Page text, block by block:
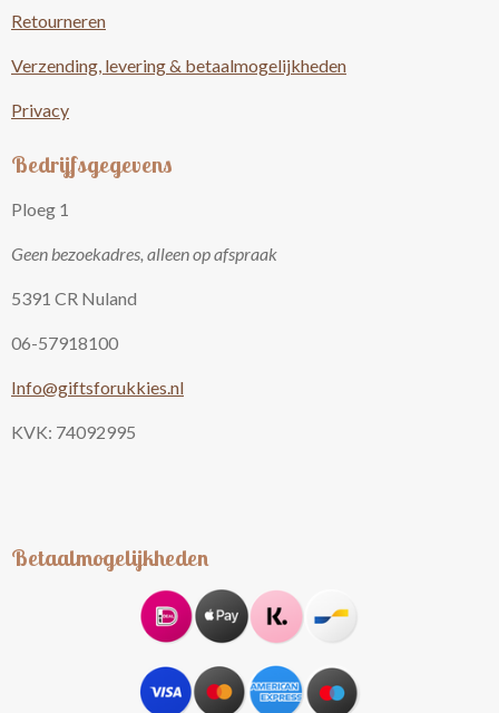
Retourneren
Verzending, levering & betaalmogelijkheden
Privacy
Bedrijfsgegevens
Ploeg 1
Geen bezoekadres, alleen op afspraak
5391 CR Nuland
06-57918100
Info@giftsforukkies.nl
KVK: 74092995
Betaalmogelijkheden